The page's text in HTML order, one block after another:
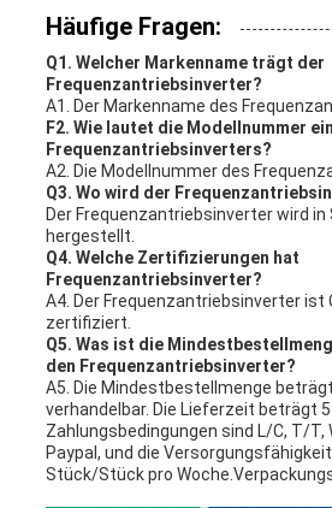
Häufige Fragen:
Q1. Welcher Markenname trägt der
Frequenzantriebsinverter?
A1. Der Markenname des
F2. Wie lautet die Modellnummer
Frequenzantriebsinverters?
A2. Die Modellnummer des
Q3. Wo wird der
Der Frequenzantriebsinverter wird in
hergestellt.
Q4. Welche Zertifizierungen hat
Frequenzantriebsinverter?
A4. Der Frequenzantriebsinverter ist
zertifiziert.
Q5. Was ist die
den Frequenzantriebsinverter?
A5. Die Mindestbestellmenge
verhandelbar. Die Lieferzeit beträgt
Zahlungsbedingungen sind L/C, T/T,
Paypal, und die
Stück/Stück pro